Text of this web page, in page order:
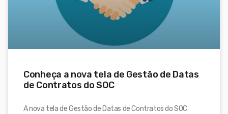
Conheça a nova tela de Gestão de Datas
de Contratos do SOC
A nova tela de Gestão de Datas de Contratos do SOC